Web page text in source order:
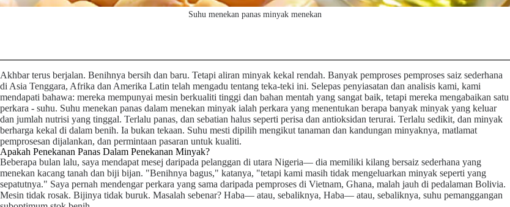
Suhu menekan panas minyak menekan
Akhbar terus berjalan. Benihnya bersih dan baru. Tetapi aliran minyak kekal rendah. Banyak pemproses pemproses saiz sederhana
di Asia Tenggara, Afrika dan Amerika Latin telah mengadu tentang teka-teki ini. Selepas penyiasatan dan analisis kami, kami
mendapati bahawa: mereka mempunyai mesin berkualiti tinggi dan bahan mentah yang sangat baik, tetapi mereka mengabaikan satu
perkara - suhu. Suhu menekan panas dalam menekan minyak ialah perkara yang menentukan berapa banyak minyak yang keluar
dan jumlah nutrisi yang tinggal. Terlalu panas, dan sebatian halus seperti perisa dan antioksidan terurai. Terlalu sedikit, dan minyak
berharga kekal di dalam benih. Ia bukan tekaan. Suhu mesti dipilih mengikut tanaman dan kandungan minyaknya, matlamat
pemprosesan dijalankan, dan permintaan pasaran untuk kualiti.
Apakah Penekanan Panas Dalam Penekanan Minyak?
Beberapa bulan lalu, saya mendapat mesej daripada pelanggan di utara Nigeria— dia memiliki kilang bersaiz sederhana yang
menekan kacang tanah dan biji bijan. "Benihnya bagus," katanya, "tetapi kami masih tidak mengeluarkan minyak seperti yang
sepatutnya." Saya pernah mendengar perkara yang sama daripada pemproses di Vietnam, Ghana, malah jauh di pedalaman Bolivia.
Mesin tidak rosak. Bijinya tidak buruk. Masalah sebenar? Haba— atau, sebaliknya, Haba— atau, sebaliknya, suhu pemanggangan